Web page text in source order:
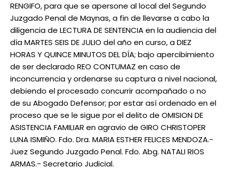
RENGIFO, para que se apersone al local del Segundo
Juzgado Penal de Maynas, a fin de llevarse a cabo la
diligencia de LECTURA DE SENTENCIA en la audiencia del
día MARTES SEIS DE JULIO del año en curso, a DIEZ
HORAS Y QUINCE MINUTOS DEL DÍA; bajo apercibimiento
de ser declarado REO CONTUMAZ en caso de
inconcurrencia y ordenarse su captura a nivel nacional,
debiendo el procesado concurrir acompañado o no
de su Abogado Defensor; por estar así ordenado en el
proceso que se le sigue por el delito de OMISION DE
ASISTENCIA FAMILIAR en agravio de GIRO CHRISTOPER
LUNA ISMIÑO. Fdo. Dra. MARIA ESTHER FELICES MENDOZA.-
Juez Segundo Juzgado Penal. Fdo. Abg. NATALI RIOS
ARMAS.- Secretario Judicial.